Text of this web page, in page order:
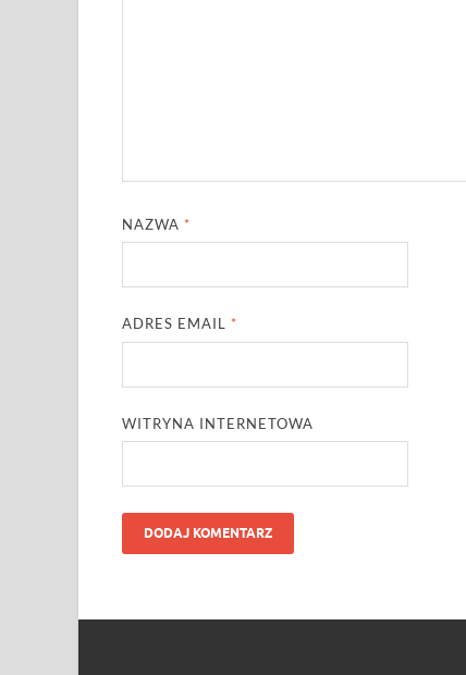
NAZWA *
ADRES EMAIL *
WITRYNA INTERNETOWA